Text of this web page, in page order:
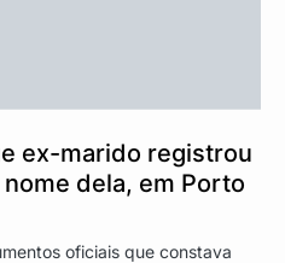
ex-marido registrou
dela, em Porto
oficiais que constava